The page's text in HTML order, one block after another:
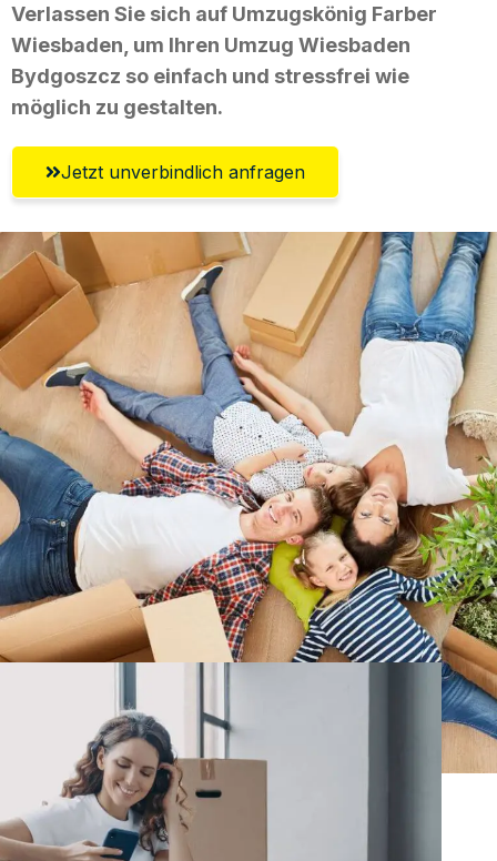
Verlassen Sie sich auf Umzugskönig Farber
Wiesbaden, um Ihren Umzug Wiesbaden
Bydgoszcz so einfach und stressfrei wie
möglich zu gestalten.
Jetzt unverbindlich anfragen